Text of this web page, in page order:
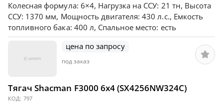
Колесная формула: 6×4, Нагрузка на ССУ: 21 тн, Высота
ССУ: 1370 мм, Мощность двигателя: 430 л.с., Емкость
топливного бака: 400 л, Спальное место: есть
Тягач Shacman F3000 6х4 (SX4256NW324C)
КОД: 797
цена по запросу
под заказ